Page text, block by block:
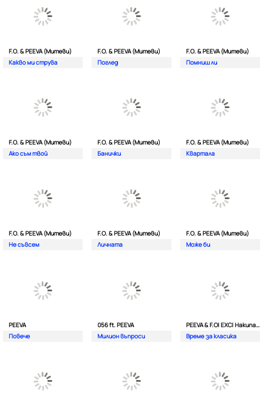
F.O. & PEEVA (Митеви)
Какво ми струва
F.O. & PEEVA (Митеви)
Поглед
F.O. & PEEVA (Митеви)
Помниш ли
F.O. & PEEVA (Митеви)
Ако съм твой
F.O. & PEEVA (Митеви)
Банички
F.O. & PEEVA (Митеви)
Квартала
F.O. & PEEVA (Митеви)
Не съвсем
F.O. & PEEVA (Митеви)
Личната
F.O. & PEEVA (Митеви)
Мoже би
PEEVA
Повече
056 ft. PEEVA
Милион въпроси
PEEVA & F.O| EXC| Hakunata ft. Tri'o Quatro
Време за класика